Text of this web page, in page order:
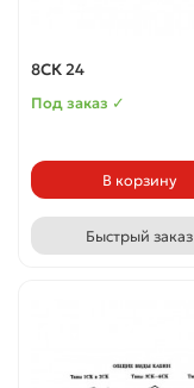
8СК 24
Под заказ ✓
В корзину
Быстрый заказ